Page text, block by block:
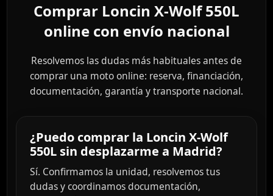
Comprar Loncin X-Wolf 550L
online con envío nacional
Resolvemos las dudas más habituales antes de
comprar una moto online: reserva, financiación,
documentación, garantía y transporte nacional.
¿Puedo comprar la Loncin X-Wolf
550L sin desplazarme a Madrid?
Sí. Confirmamos la unidad, resolvemos tus
dudas y coordinamos documentación,